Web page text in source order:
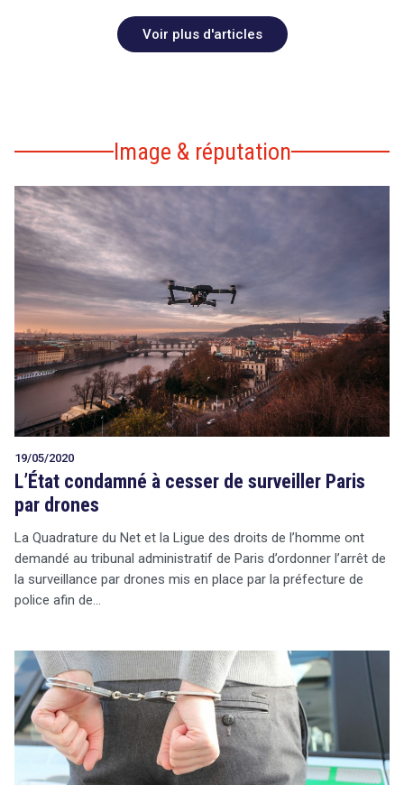
Voir plus d'articles
Image & réputation
19/05/2020
L’État condamné à cesser de surveiller Paris
par drones
La Quadrature du Net et la Ligue des droits de l’homme ont
demandé au tribunal administratif de Paris d’ordonner l’arrêt de
la surveillance par drones mis en place par la préfecture de
police afin de…